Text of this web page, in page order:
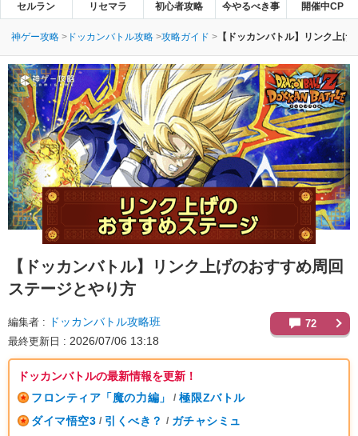
セルラン リセマラ 初心者攻略 今やるべき事 開催中CP
神ゲー攻略 ドッカンバトル攻略 攻略ガイド 【ドッカンバトル】リンク上
【ドッカンバトル】
リンク上げのおすすめ周回
ステージとやり方
編集者 ドッカンバトル攻略班
最終更新日 2026/07/06 13:18
72
ドッカンバトルの最新情報を更新！
フロンティア「魔の力編」
/ 極限Zバトル
ダイマ悟空3 / 引くべき？ / ガチャシミュ